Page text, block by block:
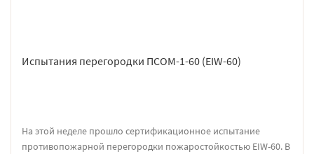
Испытания перегородки ПСОМ-1-60 (EIW-60)
На этой неделе прошло сертификационное испытание
противопожарной перегородки пожаростойкостью EIW-60. В